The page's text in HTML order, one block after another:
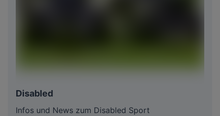
Disabled
Infos und News zum Disabled Sport